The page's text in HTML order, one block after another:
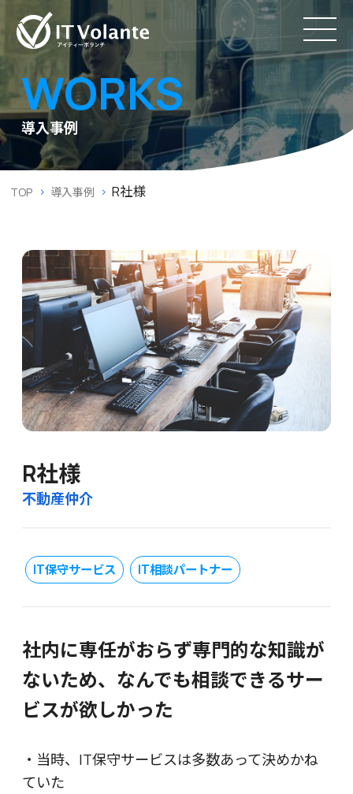
WORKS
導入事例
TOP 導入事例 R社様
R社様
不動産仲介
IT保守サービス IT相談パートナー
社内に専任がおらず専門的な知識が
ないため、なんでも相談できるサー
ビスが欲しかった
・当時、IT保守サービスは多数あって決めかね
ていた